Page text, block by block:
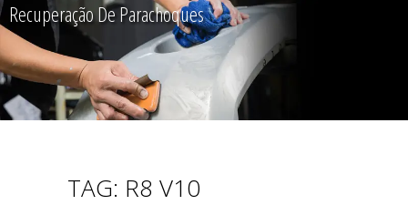
Recuperação De Parachoques
TAG: R8 V10